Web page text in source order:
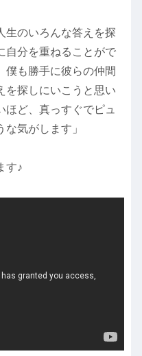
生のいろんな答えを探
自分を重ねることがで
僕も勝手に彼らの仲間
を探しにいこうと思い
ほど、真っすぐでピュ
気がします」
す♪